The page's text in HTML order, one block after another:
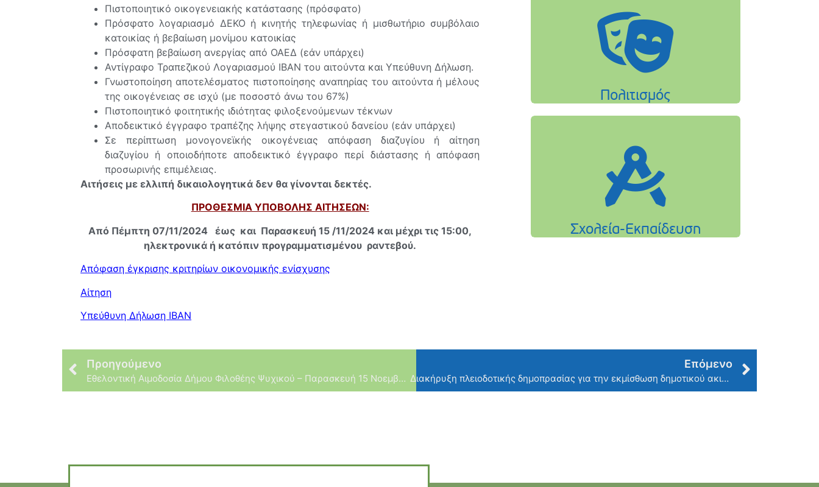
Πιστοποιητικό οικογενειακής κατάστασης (πρόσφατο)
Πρόσφατο λογαριασμό ΔΕΚΟ ή κινητής τηλεφωνίας ή μισθωτήριο συμβόλαιο
κατοικίας ή βεβαίωση μονίμου κατοικίας
Πρόσφατη βεβαίωση ανεργίας από ΟΑΕΔ (εάν υπάρχει)
Αντίγραφο Τραπεζικού Λογαριασμού IBAΝ του αιτούντα και Υπεύθυνη Δήλωση.
Γνωστοποίηση αποτελέσματος πιστοποίησης αναπηρίας του αιτούντα ή μέλους
της οικογένειας σε ισχύ (με ποσοστό άνω του 67%)
Πιστοποιητικό φοιτητικής ιδιότητας φιλοξενούμενων τέκνων
Αποδεικτικό έγγραφο τραπέζης λήψης στεγαστικού δανείου (εάν υπάρχει)
Σε περίπτωση μονογονεϊκής οικογένειας απόφαση διαζυγίου ή αίτηση
διαζυγίου ή οποιοδήποτε αποδεικτικό έγγραφο περί διάστασης ή απόφαση
προσωρινής επιμέλειας.
Αιτήσεις με ελλιπή δικαιολογητικά δεν θα γίνονται δεκτές.
ΠΡΟΘΕΣΜΙΑ ΥΠΟΒΟΛΗΣ ΑΙΤΗΣΕΩΝ:
Από Πέμπτη 07/11/2024 έως και Παρασκευή 15 /11/2024 και μέχρι τις 15:00,
ηλεκτρονικά ή κατόπιν προγραμματισμένου ραντεβού.
Απόφαση έγκρισης κριτηρίων οικονομικής ενίσχυσης
Αίτηση
Υπεύθυνη Δήλωση IBAN
Προηγούμενο
Εθελοντική Αιμοδοσία Δήμου Φιλοθέης Ψυχικού – Παρασκευή 15 Νοεμβρίου
Επόμενο
Διακήρυξη πλειοδοτικής δημοπρασίας για την εκμίσθωση δημοτικού ακινήτου, γνωστού ως «Πέτρινο Περίπτερο»